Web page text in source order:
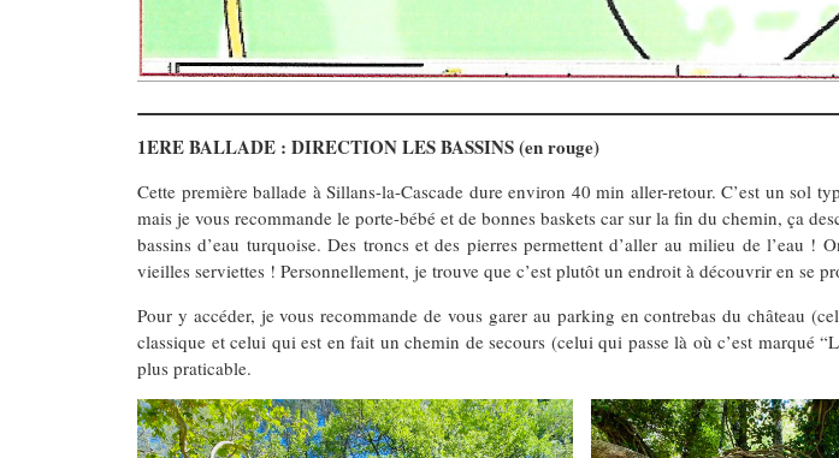
1ERE BALLADE : DIRECTION LES BASSINS (en rouge)
Cette première ballade à Sillans-la-Cascade dure environ 40 min aller-retour. C’est un sol
mais je vous recommande le porte-bébé et de bonnes baskets car sur la fin du chemin, ça
bassins d’eau turquoise. Des troncs et des pierres permettent d’aller au milieu de l’eau
vieilles serviettes ! Personnellement, je trouve que c’est plutôt un endroit à découvrir en se
Pour y accéder, je vous recommande de vous garer au parking en contrebas du château
classique et celui qui est en fait un chemin de secours (celui qui passe là où c’est marqué
plus praticable.